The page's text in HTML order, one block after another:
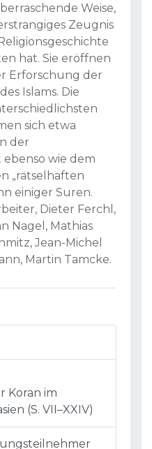
Weise,
Zeugnis
hat. Sie eröffnen
Erforschung der
Islams. Die
sich etwa
der
wie dem
„rätselhaften
einiger Suren.
Dieter Ferchl,
Nagel, Mathias
Jean-Michel
Martin Tamcke.
Koran im
(S. VII–XXIV)